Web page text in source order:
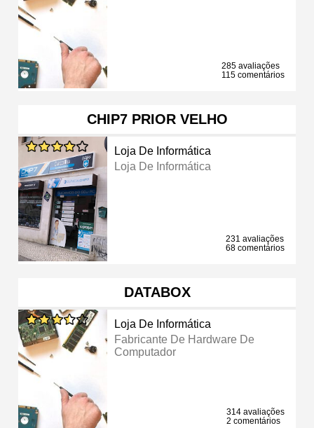
285 avaliações
115 comentários
CHIP7 PRIOR VELHO
Loja De Informática
Loja De Informática
231 avaliações
68 comentários
DATABOX
Loja De Informática
Fabricante De Hardware De
Computador
314 avaliações
2 comentários